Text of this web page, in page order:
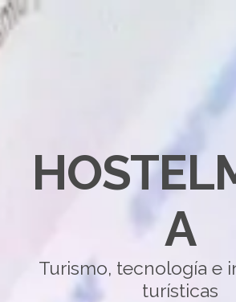
A
Turismo, tecnología e
turísticas